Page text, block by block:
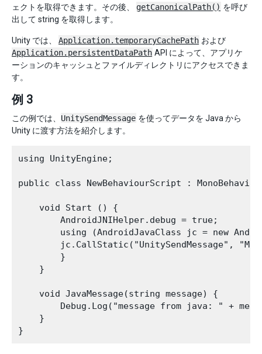
ェクトを取得できます。その後、 getCanonicalPath() を呼び
出して string を取得します。
Unity では、 Application.temporaryCachePath および
Application.persistentDataPath API によって、アプリケ
ーションのキャッシュとファイルディレクトリにアクセスできま
す。
例 3
この例では、 UnitySendMessage を使ってデータを Java から
Unity に渡す方法を紹介します。
using UnityEngine;
public class NewBehaviourScript :
    void Start () {
        AndroidJNIHelper.debug = true;
using (AndroidJavaClass jc = new
jc.CallStatic("UnitySendMessage",
        }
    }
    void JavaMessage(string message) {
Debug.Log("message from java: " +
    }